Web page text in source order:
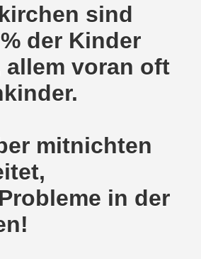
sind
der Kinder
allem voran oft
mitnichten
in der
Einlage von dir aus dem
Jetzt erst RECHT die
erster Hand am 11.05.2020
auf Erwerbslose, auf
11.05.2020 auf der Straße -
in Corona-Zeiten!